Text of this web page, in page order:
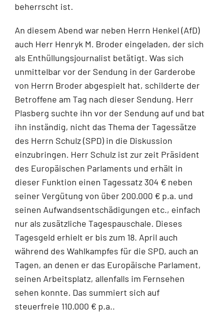
beherrscht ist.
An diesem Abend war neben Herrn Henkel (AfD)
auch Herr Henryk M. Broder eingeladen, der sich
als Enthüllungsjournalist betätigt. Was sich
unmittelbar vor der Sendung in der Garderobe
von Herrn Broder abgespielt hat, schilderte der
Betroffene am Tag nach dieser Sendung. Herr
Plasberg suchte ihn vor der Sendung auf und bat
ihn inständig, nicht das Thema der Tagessätze
des Herrn Schulz (SPD) in die Diskussion
einzubringen. Herr Schulz ist zur zeit Präsident
des Europäischen Parlaments und erhält in
dieser Funktion einen Tagessatz 304 € neben
seiner Vergütung von über 200.000 € p.a. und
seinen Aufwandsentschädigungen etc., einfach
nur als zusätzliche Tagespauschale. Dieses
Tagesgeld erhielt er bis zum 18. April auch
während des Wahlkampfes für die SPD, auch an
Tagen, an denen er das Europäische Parlament,
seinen Arbeitsplatz, allenfalls im Fernsehen
sehen konnte. Das summiert sich auf
steuerfreie 110.000 € p.a..